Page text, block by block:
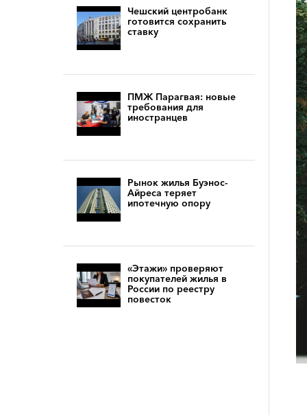
Чешский центробанк
готовится сохранить
ставку
ПМЖ Парагвая: новые
требования для
иностранцев
Рынок жилья Буэнос-
Айреса теряет
ипотечную опору
«Этажи» проверяют
покупателей жилья в
России по реестру
повесток